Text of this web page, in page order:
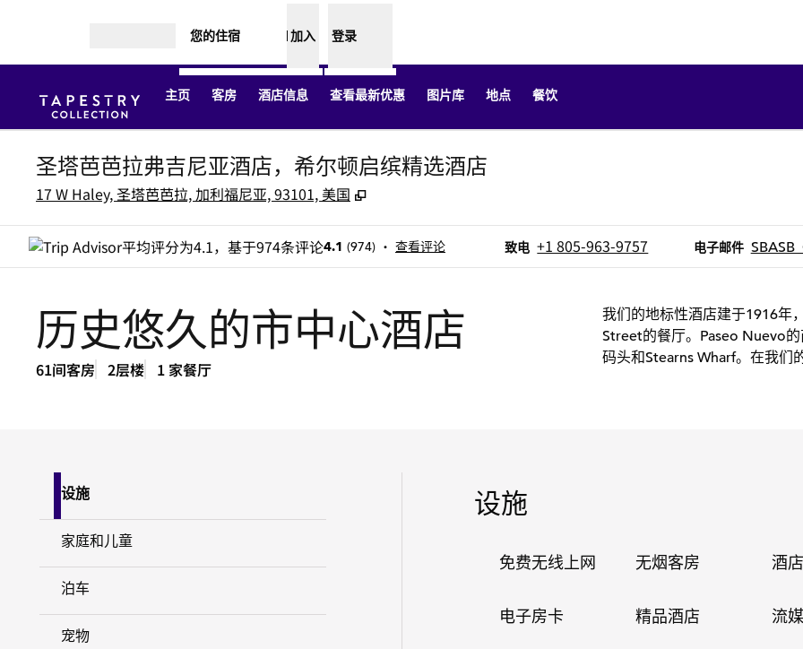
您的住宿 加入 登录
主页 客房 酒店信息 查看最新优惠​ 图片库 地点 餐饮
圣塔芭芭拉弗吉尼亚酒店，希尔顿启缤精选酒店
17 W Haley, 圣塔芭芭拉, 加利福尼亚, 93101, 美国 ,
4.1 (974) • 查看评论 致电
致电 +1 805-963-9757 电子邮件
电子邮件
历史悠久的市中心酒店
61间客房 2层楼 1 家餐厅
我们的地标性酒店建于1916年
Street的餐厅。Paseo Nuevo
码头和Stearns Wharf。在我们
设施
家庭和儿童
泊车
宠物
设施
免费无线上网 无烟客房 酒
电子房卡 精品酒店 流